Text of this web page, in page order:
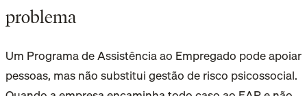
problema
Um Programa de Assistência ao Empregado pode apoiar
pessoas, mas não substitui gestão de risco psicossocial.